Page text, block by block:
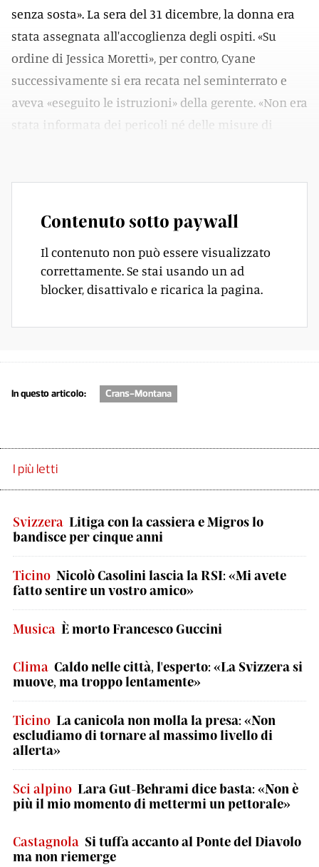
senza sosta». La sera del 31 dicembre, la donna era
stata assegnata all'accoglienza degli ospiti. «Su
ordine di Jessica Moretti», per contro, Cyane
successivamente si era recata nel seminterrato e
aveva «eseguito le istruzioni» della gerente. «Non era
stata informata dei pericoli né delle misure di
Contenuto sotto paywall
Il contenuto non può essere visualizzato
correttamente. Se stai usando un ad
blocker, disattivalo e ricarica la pagina.
In questo articolo: Crans-Montana
I più letti
Svizzera Litiga con la cassiera e Migros lo
bandisce per cinque anni
Ticino Nicolò Casolini lascia la RSI: «Mi avete
fatto sentire un vostro amico»
Musica È morto Francesco Guccini
Clima Caldo nelle città, l'esperto: «La Svizzera si
muove, ma troppo lentamente»
Ticino La canicola non molla la presa: «Non
escludiamo di tornare al massimo livello di
allerta»
Sci alpino Lara Gut-Behrami dice basta: «Non è
più il mio momento di mettermi un pettorale»
Castagnola Si tuffa accanto al Ponte del Diavolo
ma non riemerge